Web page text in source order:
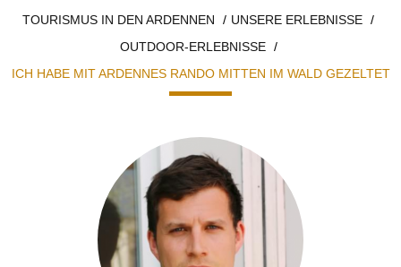
GEZELTET
TOURISMUS IN DEN ARDENNEN
UNSERE ERLEBNISSE
OUTDOOR-ERLEBNISSE
ICH HABE MIT ARDENNES RANDO MITTEN IM WALD GEZELTET